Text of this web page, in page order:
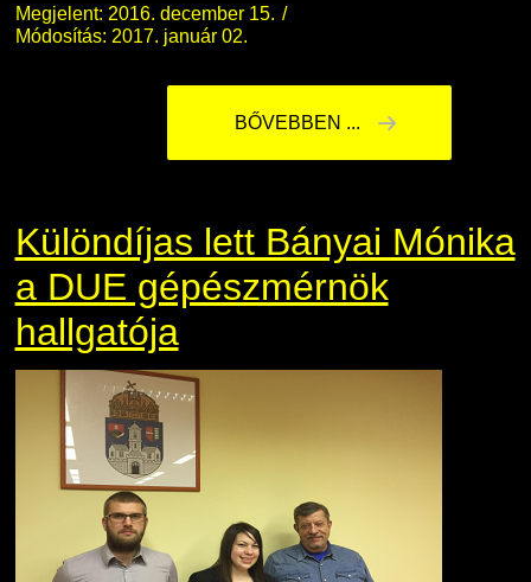
Megjelent: 2016. december 15.
Módosítás: 2017. január 02.
BŐVEBBEN ...
Különdíjas lett Bányai Mónika
a DUE gépészmérnök
hallgatója